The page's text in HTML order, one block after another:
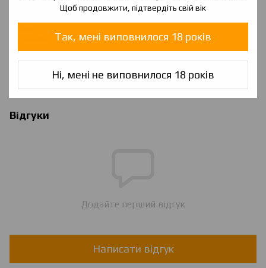
Щоб продовжити, підтвердіть свій вік
Так, мені виповнилося 18 років
Ні, мені не виповнилося 18 років
Ароматизатори
Малайзія
Україна
60/40
60 мл
Відгуки
Додайте перший відгук
Написати відгук